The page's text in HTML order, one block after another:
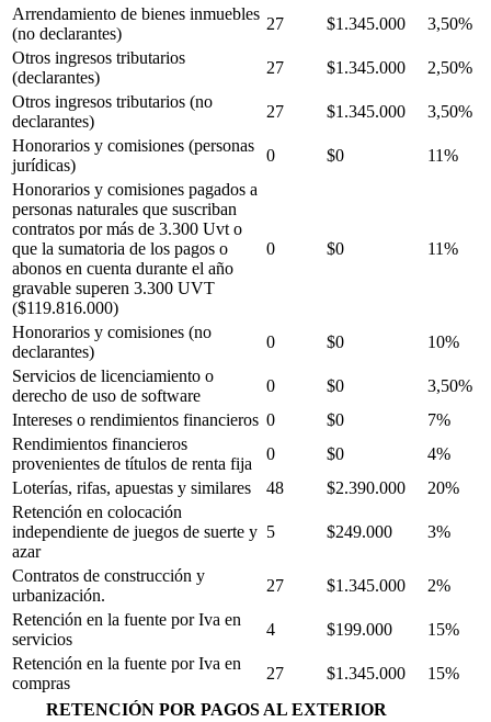
Arrendamiento de bienes inmuebles
(no declarantes)
27 $1.345.000
3,50%
Otros ingresos tributarios
(declarantes)
27 $1.345.000
2,50%
Otros ingresos tributarios (no
declarantes)
27 $1.345.000
3,50%
Honorarios y comisiones (personas
jurídicas)
0 $0
11%
Honorarios y comisiones pagados a
personas naturales que suscriban
contratos por más de 3.300 Uvt o
que la sumatoria de los pagos o
abonos en cuenta durante el año
gravable superen 3.300 UVT
($119.816.000)
0 $0 11%
Honorarios y comisiones (no
declarantes)
0 $0
10%
Servicios de licenciamiento o
derecho de uso de software
0 $0
3,50%
Intereses o rendimientos financieros 0 $0
7%
Rendimientos financieros
provenientes de títulos de renta fija
0 $0
4%
Loterías, rifas, apuestas y similares
48 $2.390.000
20%
Retención en colocación
independiente de juegos de suerte y
azar
5 $249.000 3%
Contratos de construcción y
urbanización.
27 $1.345.000
2%
Retención en la fuente por Iva en
servicios
4 $199.000
15%
Retención en la fuente por Iva en
compras
27 $1.345.000
15%
RETENCIÓN POR PAGOS AL EXTERIOR